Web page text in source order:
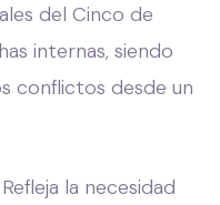
del Cinco de
internas, siendo
conflictos desde un
Refleja la necesidad